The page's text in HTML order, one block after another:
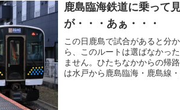
鹿島臨海鉄道に乗って
が・・・あぁ・・・
この日鹿島で試合があると分
ら、このルートは選ばなかっ
ません。ひたちなかからの帰
は水戸から鹿島臨海・鹿島線・